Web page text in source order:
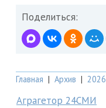
Поделиться:
Главная | Архив | 2026
Аграгетор 24СМИ